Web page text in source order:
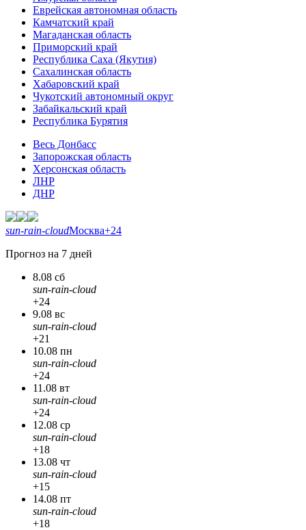
Еврейская автономная область
Камчатский край
Магаданская область
Приморский край
Республика Саха (Якутия)
Сахалинская область
Хабаровский край
Чукотский автономный округ
Забайкальский край
Республика Бурятия
Весь Донбасс
Запорожская область
Херсонская область
ЛНР
ДНР
sun-rain-cloudМосква+24
Прогноз на 7 дней
8.08 сб
sun-rain-cloud
+24
9.08 вс
sun-rain-cloud
+21
10.08 пн
sun-rain-cloud
+24
11.08 вт
sun-rain-cloud
+24
12.08 ср
sun-rain-cloud
+18
13.08 чт
sun-rain-cloud
+15
14.08 пт
sun-rain-cloud
+18